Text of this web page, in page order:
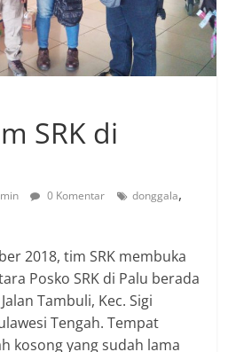
SRK di
0 Komentar donggala,
2018, tim SRK membuka
Posko SRK di Palu berada
Tambuli, Kec. Sigi
Tengah. Tempat
kosong yang sudah lama